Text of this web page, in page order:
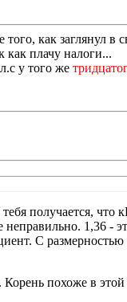
как заглянул в
как плачу налоги...
у того же
получается, что
1,36 -
С размерностью
похоже в этой